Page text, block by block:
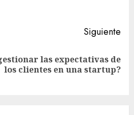
Siguiente
las expectativas de
los clientes en una startup?